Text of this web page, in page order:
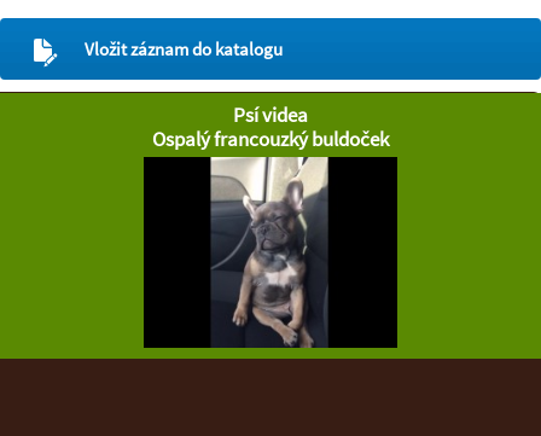
Vložit záznam do katalogu
Psí videa
Ospalý francouzký buldoček